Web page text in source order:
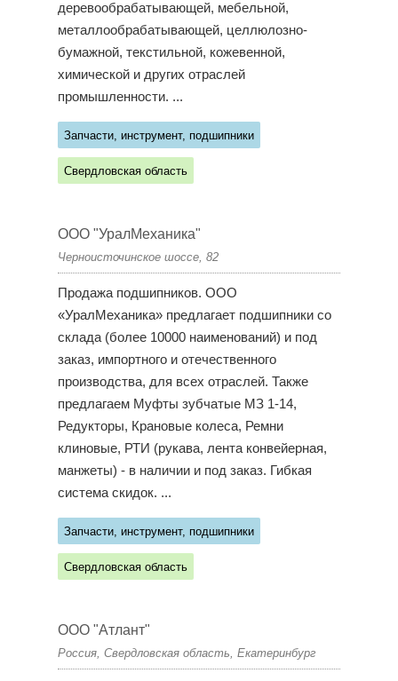
деревообрабатывающей, мебельной,
металлообрабатывающей, целлюлозно-
бумажной, текстильной, кожевенной,
химической и других отраслей
промышленности. ...
Запчасти, инструмент, подшипники
Свердловская область
ООО "УралМеханика"
Черноисточинское шоссе, 82
Продажа подшипников. ООО
«УралМеханика» предлагает подшипники со
склада (более 10000 наименований) и под
заказ, импортного и отечественного
производства, для всех отраслей. Также
предлагаем Муфты зубчатые МЗ 1-14,
Редукторы, Крановые колеса, Ремни
клиновые, РТИ (рукава, лента конвейерная,
манжеты) - в наличии и под заказ. Гибкая
система скидок. ...
Запчасти, инструмент, подшипники
Свердловская область
ООО "Атлант"
Россия, Свердловская область, Екатеринбург